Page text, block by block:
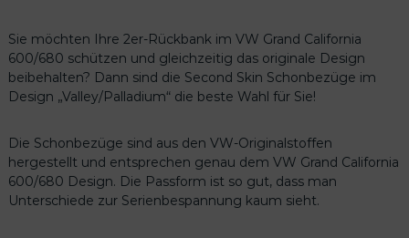
c
h
e
r
e
i
t
s
Sie möchten Ihre 2er-Rückbank im VW Grand California
600/680 schützen und gleichzeitig das originale Design
beibehalten? Dann sind die Second Skin Schonbezüge im
Design „Valley/Palladium“ die beste Wahl für Sie!
Die Schonbezüge sind aus den VW-Originalstoffen
hergestellt und entsprechen genau dem VW Grand California
600/680 Design. Die Passform ist so gut, dass man
Unterschiede zur Serienbespannung kaum sieht.